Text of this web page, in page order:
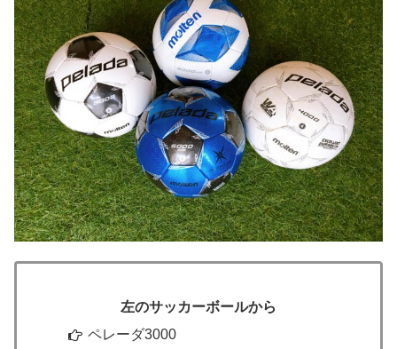
左のサッカーボールから
ペレーダ3000